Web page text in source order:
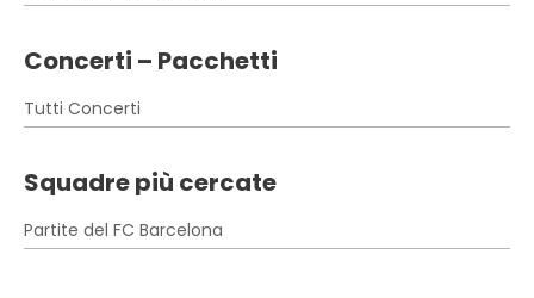
Concerti – Pacchetti
Tutti Concerti
Squadre più cercate
Partite del FC Barcelona